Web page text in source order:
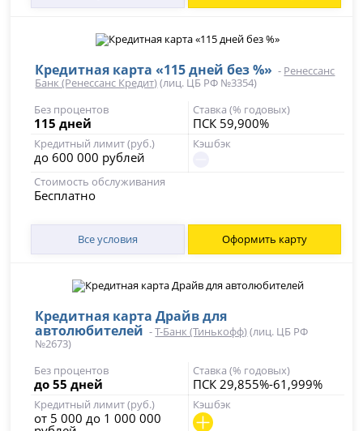
Кредитная карта «115 дней без %» - Ренессанс
Банк (Ренессанс Кредит)(лиц. ЦБ РФ №3354)
Без процентов
115 дней
Ставка (% годовых)
ПСК 59,900%
Кредитный лимит (руб.)
до 600 000 рублей
Кэшбэк
Стоимость обслуживания
Бесплатно
Все условия Оформить карту
Кредитная карта Драйв для
автолюбителей -Т-Банк (Тинькофф)(лиц. ЦБ РФ
№2673)
Без процентов
до 55 дней
Ставка (% годовых)
ПСК 29,855%-61,999%
Кредитный лимит (руб.)
от 5 000 до 1 000 000
Кэшбэк